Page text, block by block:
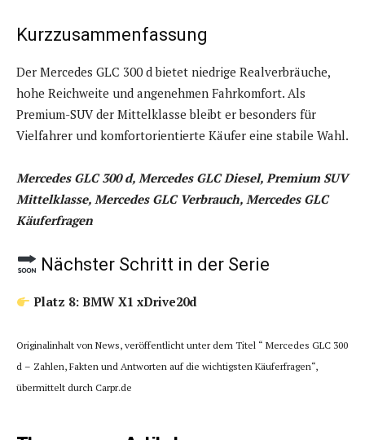
Kurzzusammenfassung
Der Mercedes GLC 300 d bietet niedrige Realverbräuche,
hohe Reichweite und angenehmen Fahrkomfort. Als
Premium-SUV der Mittelklasse bleibt er besonders für
Vielfahrer und komfortorientierte Käufer eine stabile Wahl.
Mercedes GLC 300 d, Mercedes GLC Diesel, Premium SUV
Mittelklasse, Mercedes GLC Verbrauch, Mercedes GLC
Käuferfragen
Nächster Schritt in der Serie
Platz 8: BMW X1 xDrive20d
Originalinhalt von News, veröffentlicht unter dem Titel “ Mercedes GLC 300
d – Zahlen, Fakten und Antworten auf die wichtigsten Käuferfragen“,
übermittelt durch Carpr.de